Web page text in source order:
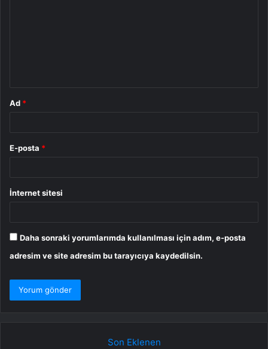
Ad *
E-posta *
İnternet sitesi
Daha sonraki yorumlarımda kullanılması için adım, e-posta
adresim ve site adresim bu tarayıcıya kaydedilsin.
Son Eklenen